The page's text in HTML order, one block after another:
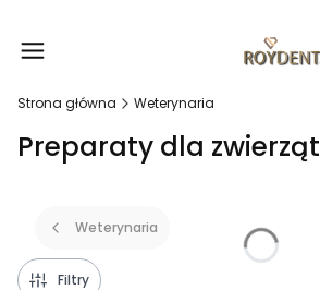
Strona główna Weterynaria
Preparaty dla zwierząt
Weterynaria
Filtry